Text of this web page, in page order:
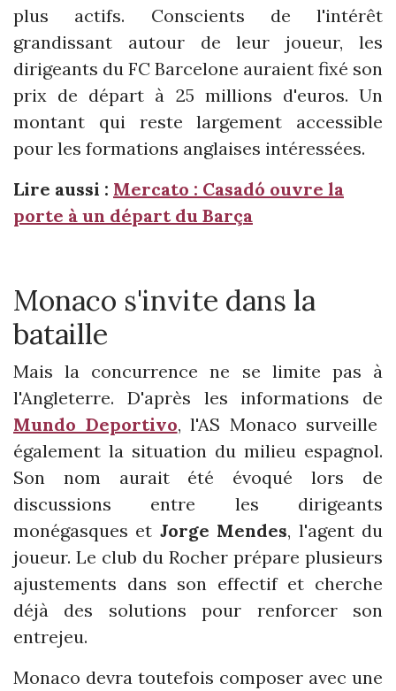
plus actifs. Conscients de l'intérêt
grandissant autour de leur joueur, les
dirigeants du FC Barcelone auraient fixé son
prix de départ à 25 millions d'euros. Un
montant qui reste largement accessible
pour les formations anglaises intéressées.
Lire aussi : Mercato : Casadó ouvre la
porte à un départ du Barça
Monaco s'invite dans la
bataille
Mais la concurrence ne se limite pas à
l'Angleterre. D'après les informations de
Mundo Deportivo, l'AS Monaco surveille
également la situation du milieu espagnol.
Son nom aurait été évoqué lors de
discussions entre les dirigeants
monégasques et Jorge Mendes, l'agent du
joueur. Le club du Rocher prépare plusieurs
ajustements dans son effectif et cherche
déjà des solutions pour renforcer son
entrejeu.
Monaco devra toutefois composer avec une